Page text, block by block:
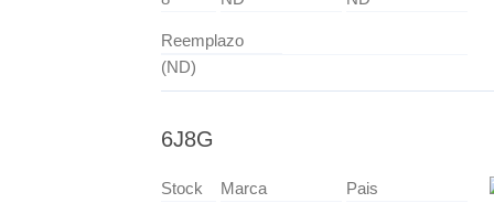
Reemplazo
(ND)
6J8G
Stock Marca
Pais